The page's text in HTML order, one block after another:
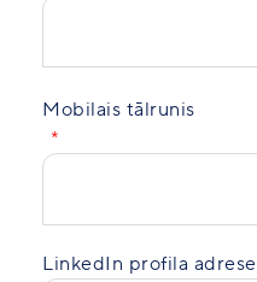
Mobilais tālrunis
LinkedIn profila adrese